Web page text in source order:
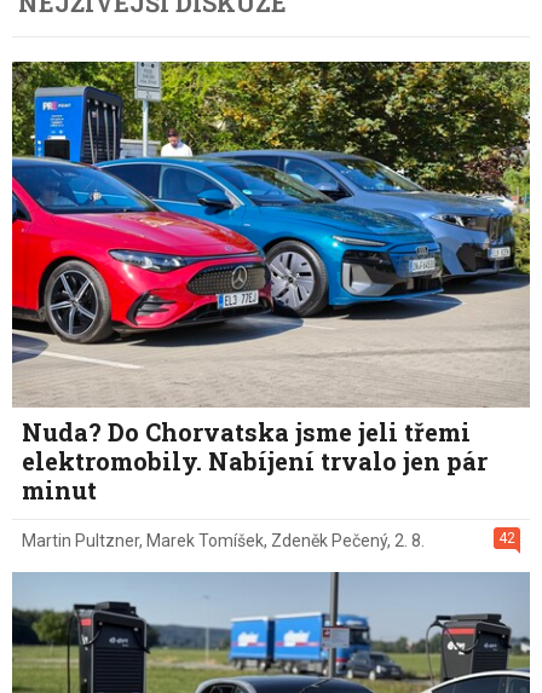
Nuda? Do Chorvatska jsme jeli třemi
elektromobily. Nabíjení trvalo jen pár
minut
42
Martin Pultzner, Marek Tomíšek, Zdeněk Pečený, 2. 8.